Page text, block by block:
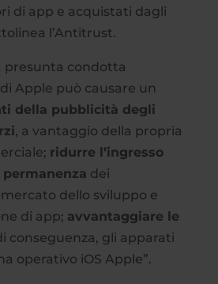
di app e acquistati dagli
l’Antitrust.
presunta condotta
Apple può causare un
della pubblicità degli
, a vantaggio della propria
ridurre l’ingresso
dei
dello sviluppo e
di app; avvantaggiare le
conseguenza, gli apparati
operativo iOS Apple”.